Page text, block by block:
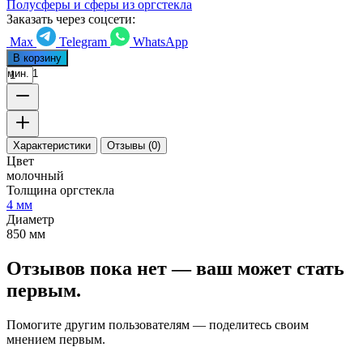
Полусферы и сферы из оргстекла
Заказать через соцсети:
Max
Telegram WhatsApp
В корзину
мин. 1
Характеристики Отзывы (0)
Цвет
молочный
Толщина оргстекла
4 мм
Диаметр
850 мм
Отзывов пока нет — ваш может стать
первым.
Помогите другим пользователям — поделитесь своим
мнением первым.